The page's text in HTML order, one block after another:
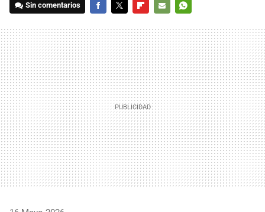
Sin comentarios
MAIL